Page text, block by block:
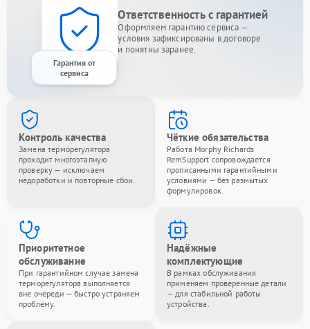
Гарантия от
сервиса
Ответственность с гарантией
Оформляем гарантию сервиса —
условия зафиксированы в договоре
и понятны заранее.
Контроль качества
Замена терморегулятора
проходит многоэтапную
проверку — исключаем
недоработки и повторные сбои.
Чёткие обязательства
Работа Morphy Richards
RemSupport сопровождается
прописанными гарантийными
условиями — без размытых
формулировок.
Приоритетное
обслуживание
При гарантийном случае замена
терморегулятора выполняется
вне очереди — быстро устраняем
проблему.
Надёжные
комплектующие
В рамках обслуживания
применяем проверенные детали
— для стабильной работы
устройства.